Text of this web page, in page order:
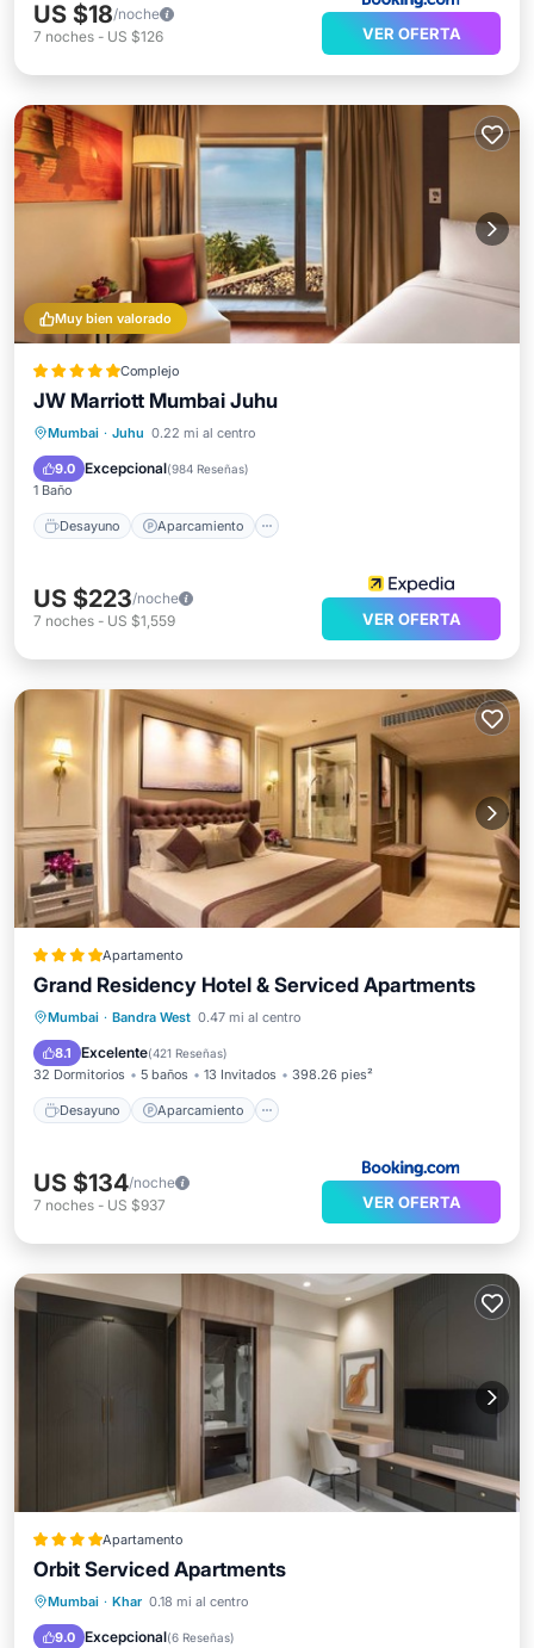
US $18/noche
7 noches - US $126 VER OFERTA
Muy bien valorado
Complejo
JW Marriott Mumbai Juhu
Mumbai · Juhu 0.22 mi al centro
9.0 Excepcional(984 Reseñas)
1 Baño
Desayuno Aparcamiento
Desayuno Aparcamiento
Spa
US $223/noche
7 noches - US $1,559 VER OFERTA
Apartamento
Grand Residency Hotel & Serviced Apartments
Mumbai · Bandra West 0.47 mi al centro
8.1 Excelente(421 Reseñas)
32 Dormitorios 5 baños 13 Invitados 398.26 pies²
Desayuno Aparcamiento
Desayuno
Aparcamiento
Balcón/Terraza
US $134/noche
7 noches - US $937 VER OFERTA
Apartamento
Orbit Serviced Apartments
Mumbai · Khar 0.18 mi al centro
9.0 Excepcional(6 Reseñas)
Cocina Aire acondicionado
Apto para niños